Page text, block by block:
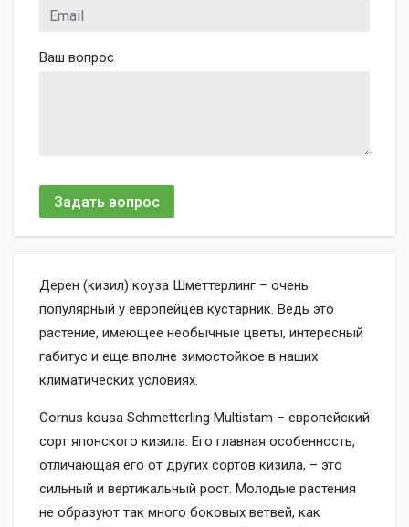
Ваш вопрос
Задать вопрос
Дерен (кизил) коуза Шметтерлинг – очень
популярный у европейцев кустарник. Ведь это
растение, имеющее необычные цветы, интересный
габитус и еще вполне зимостойкое в наших
климатических условиях.
Cornus kousa Schmetterling Multistam – европейский
сорт японского кизила. Его главная особенность,
отличающая его от других сортов кизила, – это
сильный и вертикальный рост. Молодые растения
не образуют так много боковых ветвей, как